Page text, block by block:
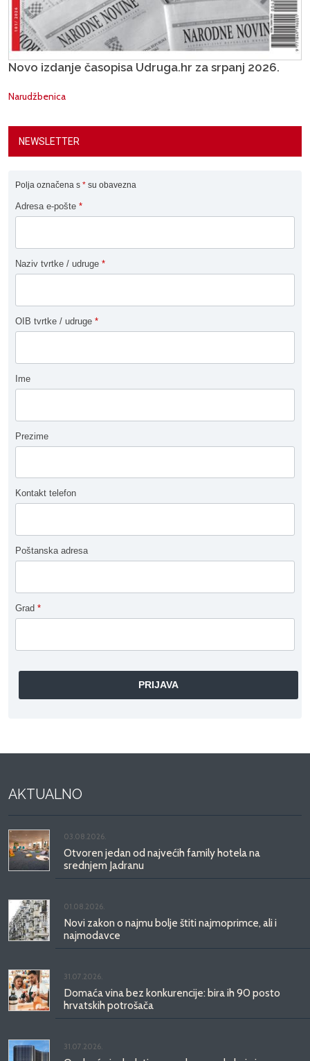
Novo izdanje časopisa Udruga.hr za srpanj 2026.
Narudžbenica
NEWSLETTER
Polja označena s * su obavezna
Adresa e-pošte *
Naziv tvrtke / udruge *
OIB tvrtke / udruge *
Ime
Prezime
Kontakt telefon
Poštanska adresa
Grad *
AKTUALNO
03.08.2026.
Otvoren jedan od najvećih family hotela na
srednjem Jadranu
01.08.2026.
Novi zakon o najmu bolje štiti najmoprimce, ali i
najmodavce
31.07.2026.
Domaća vina bez konkurencije: bira ih 90 posto
hrvatskih potrošača
31.07.2026.